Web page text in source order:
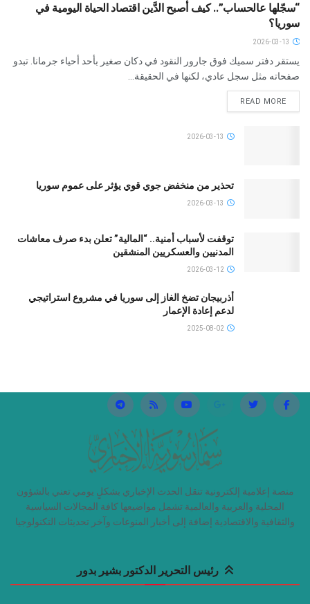
“سجّلها عالحساب”.. كيف أصبح الدَّين اقتصاد الحياة اليومية في
سوريا؟
يستقر دفتر سميك فوق جارور النقود في دكان صغير بأحد أحياء جرمانا. تبدو
صفحاته مثل سجل عادي، لكنها في الحقيقة...
READ MORE
تحذير من منخفض جوي قوي يؤثر على عموم سوريا
توقفت لأسباب أمنية.. “المالية” تعلن بدء صرف معاشات
المدنيين والعسكريين المنشقين
أذربيجان تضخ الغاز إلى سوريا في مشروع استراتيجي
لدعم إعادة الإعمار
منصة إعلامية إلكترونية تنقل الحدث الإخباري بشكلٍ يومي تعني بالشؤون
المحلية والعربية والعالمية تشمل مواضيعها كافة المجالات السياسية
والثقافية والاقتصادية إضافة إلى أخبار المنوعات وآخر تحديثات التكنولوجيا
رئيس التحرير الدكتور بشير بدور